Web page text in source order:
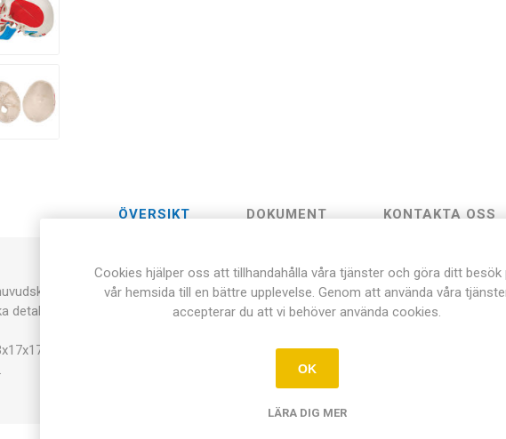
ÖVERSIKT DOKUMENT KONTAKTA OSS
3 delar. Ett bra val för grundläggande anatomiska studier. Färgade
detaljer med beskrivning på engelska och latin. Hjärna C18 passar i detta kranium.
Cookies hjälper oss att tillhandahålla våra tjänster och göra ditt besök
vår hemsida till en bättre upplevelse. Genom att använda våra
accepterar du att vi behöver använda cookies.
OK
LÄRA DIG MER